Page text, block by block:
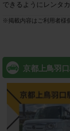
できるようにレンタ
※ 掲載内容はご利用者様
京都上鳥羽